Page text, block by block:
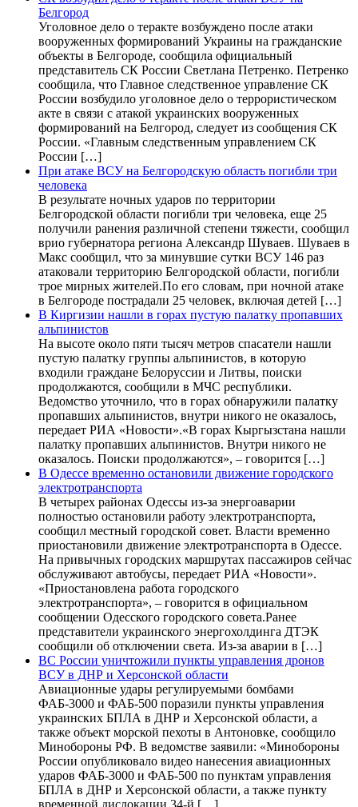
Белгород
Уголовное дело о теракте возбуждено после атаки
вооруженных формирований Украины на гражданские
объекты в Белгороде, сообщила официальный
представитель СК России Светлана Петренко. Петренко
сообщила, что Главное следственное управление СК
России возбудило уголовное дело о террористическом
акте в связи с атакой украинских вооруженных
формирований на Белгород, следует из сообщения СК
России. «Главным следственным управлением СК
России […]
При атаке ВСУ на Белгородскую область погибли три
человека
В результате ночных ударов по территории
Белгородской области погибли три человека, еще 25
получили ранения различной степени тяжести, сообщил
врио губернатора региона Александр Шуваев. Шуваев в
Макс сообщил, что за минувшие сутки ВСУ 146 раз
атаковали территорию Белгородской области, погибли
трое мирных жителей.По его словам, при ночной атаке
в Белгороде пострадали 25 человек, включая детей […]
В Киргизии нашли в горах пустую палатку пропавших
альпинистов
На высоте около пяти тысяч метров спасатели нашли
пустую палатку группы альпинистов, в которую
входили граждане Белоруссии и Литвы, поиски
продолжаются, сообщили в МЧС республики.
Ведомство уточнило, что в горах обнаружили палатку
пропавших альпинистов, внутри никого не оказалось,
передает РИА «Новости».«В горах Кыргызстана нашли
палатку пропавших альпинистов. Внутри никого не
оказалось. Поиски продолжаются», – говорится […]
В Одессе временно остановили движение городского
электротранспорта
В четырех районах Одессы из-за энергоаварии
полностью остановили работу электротранспорта,
сообщил местный городской совет. Власти временно
приостановили движение электротранспорта в Одессе.
На привычных городских маршрутах пассажиров сейчас
обслуживают автобусы, передает РИА «Новости».
«Приостановлена работа городского
электротранспорта», – говорится в официальном
сообщении Одесского городского совета.Ранее
представители украинского энергохолдинга ДТЭК
сообщили об отключении света. Из-за аварии в […]
ВС России уничтожили пункты управления дронов
ВСУ в ДНР и Херсонской области
Авиационные удары регулируемыми бомбами
ФАБ-3000 и ФАБ-500 поразили пункты управления
украинских БПЛА в ДНР и Херсонской области, а
также объект морской пехоты в Антоновке, сообщило
Минобороны РФ. В ведомстве заявили: «Минобороны
России опубликовало видео нанесения авиационных
ударов ФАБ-3000 и ФАБ-500 по пунктам управления
БПЛА в ДНР и Херсонской области, а также пункту
временной дислокации 34-й […]